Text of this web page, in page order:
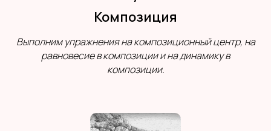
Композиция
Выполним упражнения на композиционный центр, на
равновесие в композиции и на динамику в
композиции.